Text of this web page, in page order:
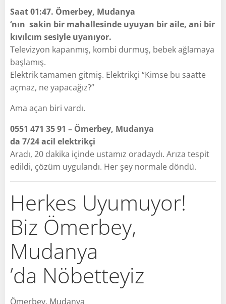
Saat 01:47. Ömerbey, Mudanya
‘nın sakin bir mahallesinde uyuyan bir aile, ani bir
kıvılcım sesiyle uyanıyor.
Televizyon kapanmış, kombi durmuş, bebek ağlamaya
başlamış.
Elektrik tamamen gitmiş. Elektrikçi “Kimse bu saatte
açmaz, ne yapacağız?”
Ama açan biri vardı.
0551 471 35 91 – Ömerbey, Mudanya
da 7/24 acil elektrikçi
Aradı, 20 dakika içinde ustamız oradaydı. Arıza tespit
edildi, çözüm uygulandı. Her şey normale döndü.
Herkes Uyumuyor!
Biz Ömerbey,
Mudanya
’da Nöbetteyiz
Ömerbey, Mudanya